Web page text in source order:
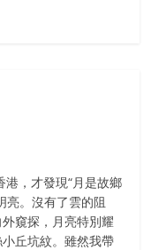
，才發現“月是故鄉
亮。沒有了雲的阻
窺探，月亮特別耀
丘坑紋。雖然我帶